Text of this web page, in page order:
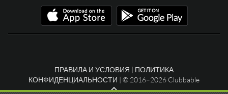
ПРАВИЛА И УСЛОВИЯ | ПОЛИТИКА
КОНФИДЕНЦИАЛЬНОСТИ | © 2016–2026 Clubbable